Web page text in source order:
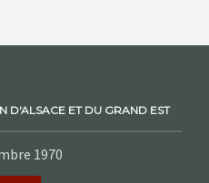
D'ALSACE ET DU GRAND EST
1970